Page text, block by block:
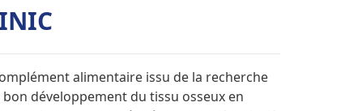
alimentaire issu de la recherche
développement du tissu osseux en